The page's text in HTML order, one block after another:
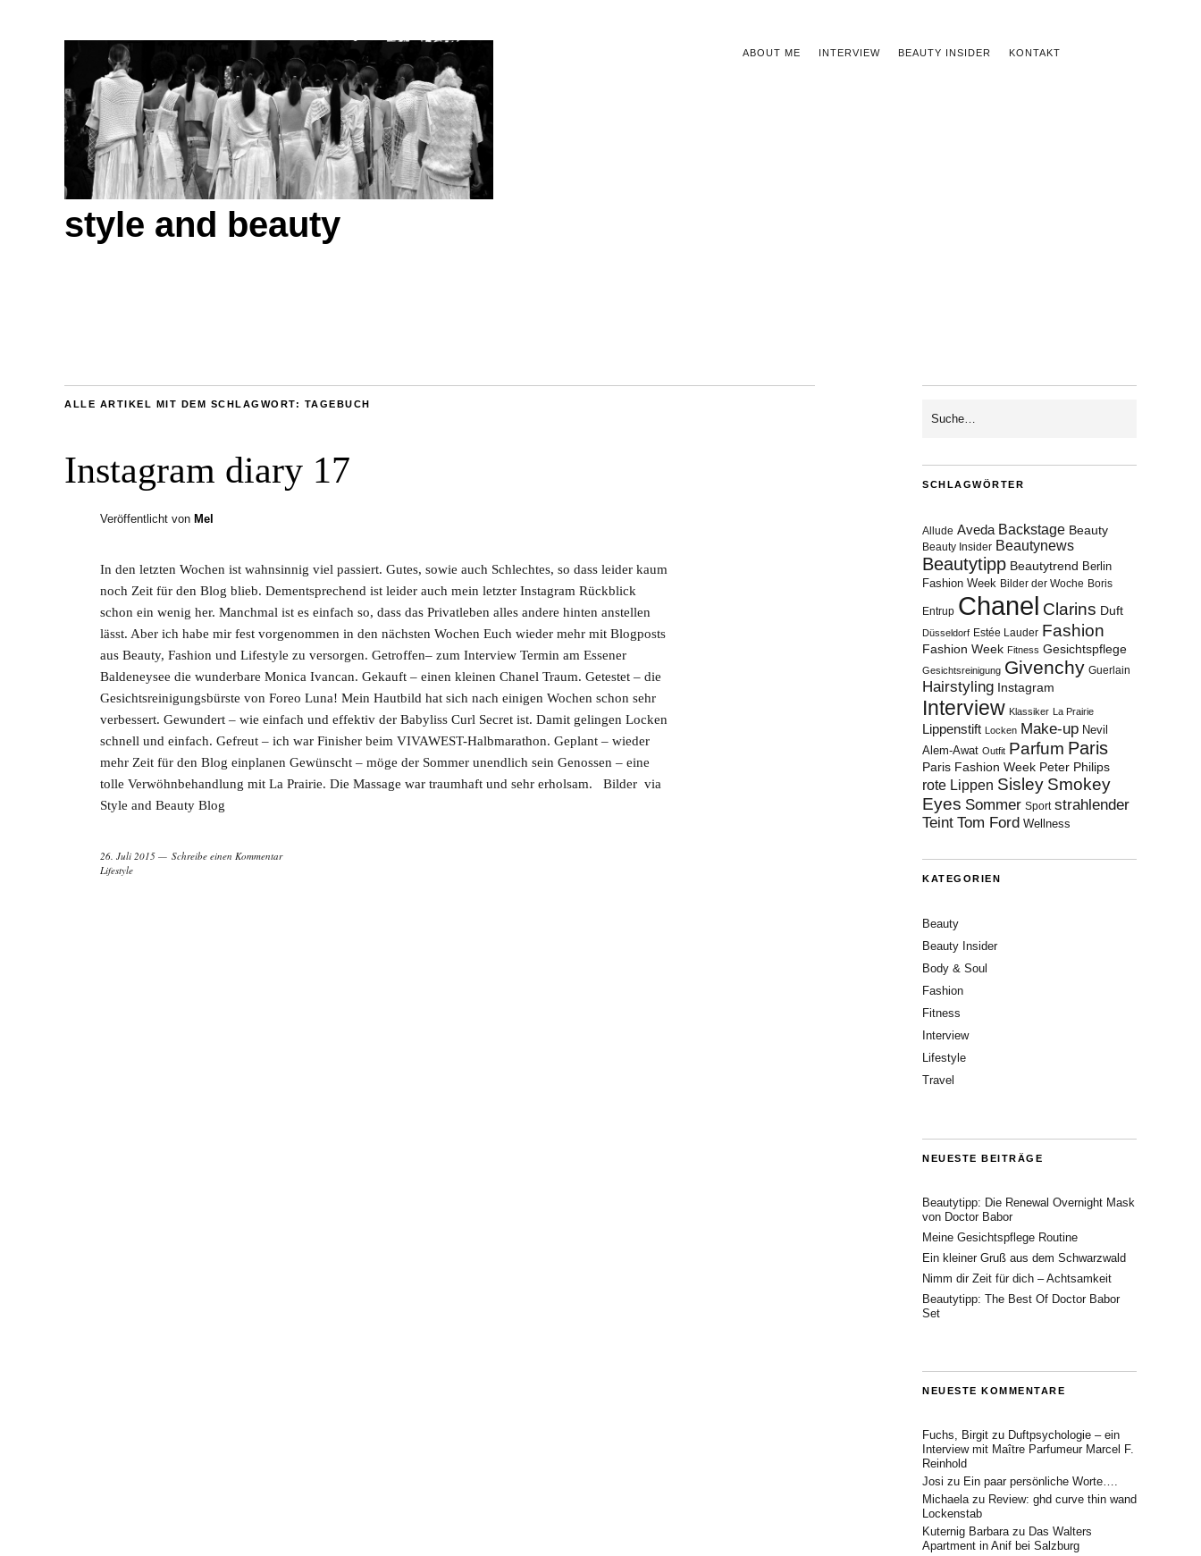
ABOUT ME INTERVIEW BEAUTY INSIDER KONTAKT
style and beauty
ALLE ARTIKEL MIT DEM SCHLAGWORT: TAGEBUCH
Instagram diary 17
Veröffentlicht von Mel
In den letzten Wochen ist wahnsinnig viel passiert. Gutes, sowie auch Schlechtes, so dass leider kaum
noch Zeit für den Blog blieb. Dementsprechend ist leider auch mein letzter Instagram Rückblick
schon ein wenig her. Manchmal ist es einfach so, dass das Privatleben alles andere hinten anstellen
lässt. Aber ich habe mir fest vorgenommen in den nächsten Wochen Euch wieder mehr mit Blogposts
aus Beauty, Fashion und Lifestyle zu versorgen. Getroffen– zum Interview Termin am Essener
Baldeneysee die wunderbare Monica Ivancan. Gekauft – einen kleinen Chanel Traum. Getestet – die
Gesichtsreinigungsbürste von Foreo Luna! Mein Hautbild hat sich nach einigen Wochen schon sehr
verbessert. Gewundert – wie einfach und effektiv der Babyliss Curl Secret ist. Damit gelingen Locken
schnell und einfach. Gefreut – ich war Finisher beim VIVAWEST-Halbmarathon. Geplant – wieder
mehr Zeit für den Blog einplanen Gewünscht – möge der Sommer unendlich sein Genossen – eine
tolle Verwöhnbehandlung mit La Prairie. Die Massage war traumhaft und sehr erholsam. Bilder via
Style and Beauty Blog
26. Juli 2015
Schreibe einen Kommentar
Lifestyle
SCHLAGWÖRTER
Allude Aveda Backstage Beauty
Beauty Insider Beautynews
Beautytipp Beautytrend Berlin
Fashion Week Bilder der Woche Boris
Entrup Chanel Clarins Duft
Düsseldorf Estée Lauder Fashion
Fashion Week Fitness Gesichtspflege
Gesichtsreinigung Givenchy Guerlain
Hairstyling Instagram
Interview Klassiker La Prairie
Lippenstift Locken Make-up Nevil
Alem-Awat Outfit Parfum Paris
Paris Fashion Week Peter Philips
rote Lippen Sisley Smokey
Eyes Sommer Sport strahlender
Teint Tom Ford Wellness
KATEGORIEN
Beauty
Beauty Insider
Body & Soul
Fashion
Fitness
Interview
Lifestyle
Travel
NEUESTE BEITRÄGE
Beautytipp: Die Renewal Overnight Mask
von Doctor Babor
Meine Gesichtspflege Routine
Ein kleiner Gruß aus dem Schwarzwald
Nimm dir Zeit für dich – Achtsamkeit
Beautytipp: The Best Of Doctor Babor
Set
NEUESTE KOMMENTARE
Fuchs, Birgit zu Duftpsychologie – ein
Interview mit Maître Parfumeur Marcel F.
Reinhold
Josi zu Ein paar persönliche Worte….
Michaelazu Review: ghd curve thin wand
Lockenstab
Kuternig Barbarazu Das Walters
Apartment in Anif bei Salzburg